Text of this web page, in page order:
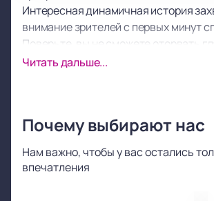
Интересная динамичная история
внимание зрителей с первых минут
Поверьте, вы не сможете оторвать
на одну минуту! Развитие сюжета и его
спросите себя «А что будет дальше?»
переплетены сопереживание,
победа вечных ценностей над
Читать дальше...
Почему выбирают нас
Нам важно, чтобы у вас остались
впечатления